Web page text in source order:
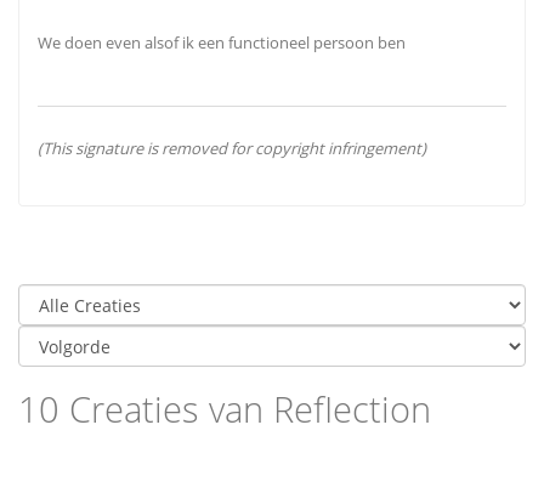
We doen even alsof ik een functioneel persoon ben
(This signature is removed for copyright infringement)
10 Creaties van RefIection